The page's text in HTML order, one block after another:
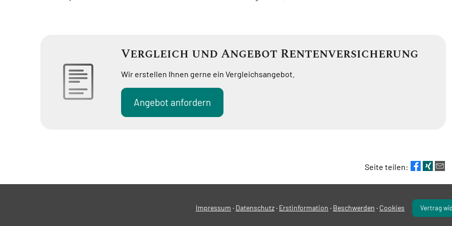
Vergleich und Angebot Rentenversicherung
Wir erstellen Ihnen gerne ein Vergleichsangebot.
An­ge­bot an­for­dern
Seite teilen:
Impressum · Datenschutz · Erstinformation · Beschwerden · Cookies Vertrag